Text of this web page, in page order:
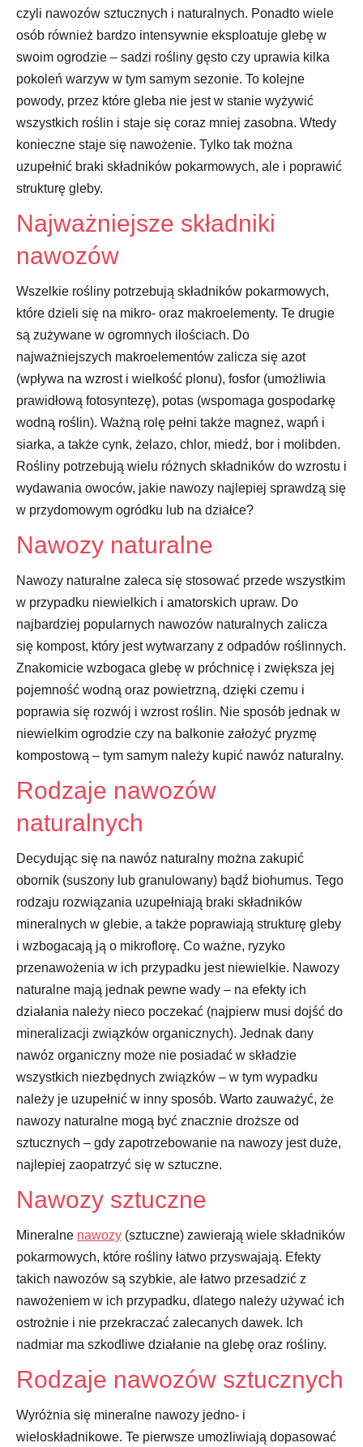
czyli nawozów sztucznych i naturalnych. Ponadto wiele
osób również bardzo intensywnie eksploatuje glebę w
swoim ogrodzie – sadzi rośliny gęsto czy uprawia kilka
pokoleń warzyw w tym samym sezonie. To kolejne
powody, przez które gleba nie jest w stanie wyżywić
wszystkich roślin i staje się coraz mniej zasobna. Wtedy
konieczne staje się nawożenie. Tylko tak można
uzupełnić braki składników pokarmowych, ale i poprawić
strukturę gleby.
Najważniejsze składniki
nawozów
Wszelkie rośliny potrzebują składników pokarmowych,
które dzieli się na mikro- oraz makroelementy. Te drugie
są zużywane w ogromnych ilościach. Do
najważniejszych makroelementów zalicza się azot
(wpływa na wzrost i wielkość plonu), fosfor (umożliwia
prawidłową fotosyntezę), potas (wspomaga gospodarkę
wodną roślin). Ważną rolę pełni także magnez, wapń i
siarka, a także cynk, żelazo, chlor, miedź, bor i molibden.
Rośliny potrzebują wielu różnych składników do wzrostu i
wydawania owoców, jakie nawozy najlepiej sprawdzą się
w przydomowym ogródku lub na działce?
Nawozy naturalne
Nawozy naturalne zaleca się stosować przede wszystkim
w przypadku niewielkich i amatorskich upraw. Do
najbardziej popularnych nawozów naturalnych zalicza
się kompost, który jest wytwarzany z odpadów roślinnych.
Znakomicie wzbogaca glebę w próchnicę i zwiększa jej
pojemność wodną oraz powietrzną, dzięki czemu i
poprawia się rozwój i wzrost roślin. Nie sposób jednak w
niewielkim ogrodzie czy na balkonie założyć pryzmę
kompostową – tym samym należy kupić nawóz naturalny.
Rodzaje nawozów
naturalnych
Decydując się na nawóz naturalny można zakupić
obornik (suszony lub granulowany) bądź biohumus. Tego
rodzaju rozwiązania uzupełniają braki składników
mineralnych w glebie, a także poprawiają strukturę gleby
i wzbogacają ją o mikroflorę. Co ważne, ryzyko
przenawożenia w ich przypadku jest niewielkie. Nawozy
naturalne mają jednak pewne wady – na efekty ich
działania należy nieco poczekać (najpierw musi dojść do
mineralizacji związków organicznych). Jednak dany
nawóz organiczny może nie posiadać w składzie
wszystkich niezbędnych związków – w tym wypadku
należy je uzupełnić w inny sposób. Warto zauważyć, że
nawozy naturalne mogą być znacznie droższe od
sztucznych – gdy zapotrzebowanie na nawozy jest duże,
najlepiej zaopatrzyć się w sztuczne.
Nawozy sztuczne
Mineralne nawozy (sztuczne) zawierają wiele składników
pokarmowych, które rośliny łatwo przyswajają. Efekty
takich nawozów są szybkie, ale łatwo przesadzić z
nawożeniem w ich przypadku, dlatego należy używać ich
ostrożnie i nie przekraczać zalecanych dawek. Ich
nadmiar ma szkodliwe działanie na glebę oraz rośliny.
Rodzaje nawozów sztucznych
Wyróżnia się mineralne nawozy jedno- i
wieloskładnikowe. Te pierwsze umożliwiają dopasować